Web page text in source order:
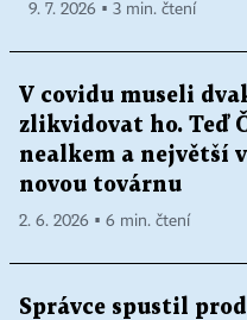
9. 7. 2026 ▪ 3 min. čtení
V covidu museli
zlikvidovat ho. Teď
nealkem a největší
novou továrnu
2. 6. 2026 ▪ 6 min. čtení
Správce spustil